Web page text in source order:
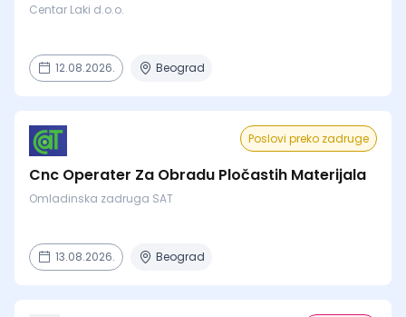
Centar Laki d.o.o.
12.08.2026. Beograd
Poslovi preko zadruge
Cnc Operater Za Obradu Pločastih Materijala
Omladinska zadruga SAT
13.08.2026. Beograd